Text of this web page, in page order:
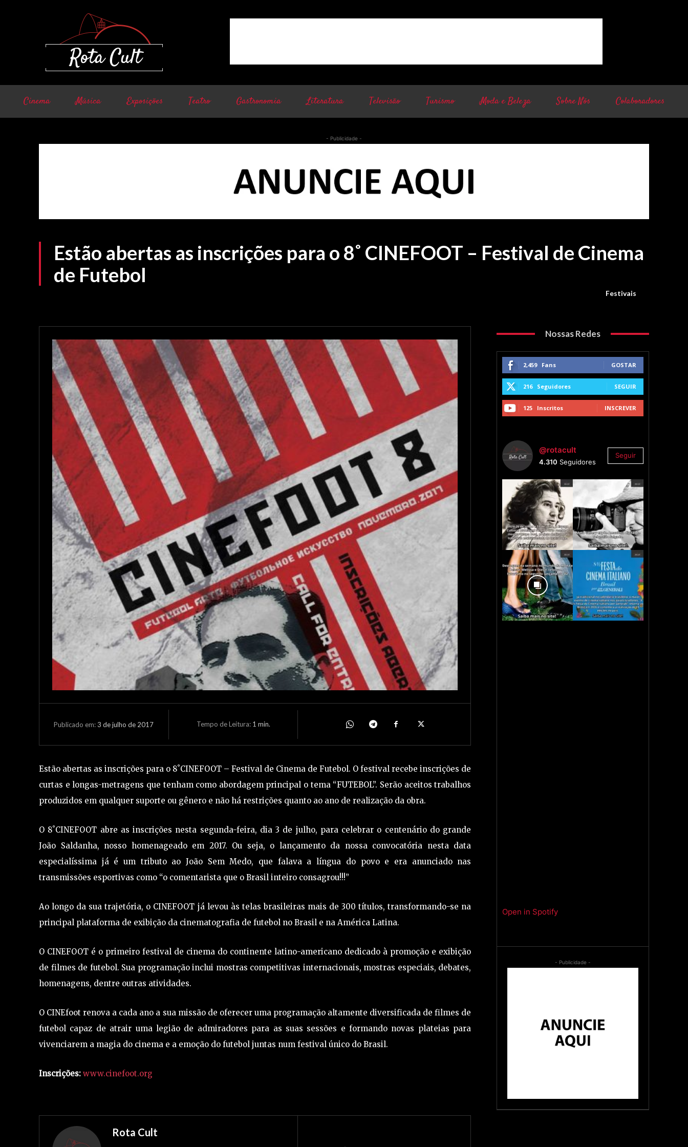
Cinema Música Exposições Teatro Gastronomia Literatura Televisão Turismo Moda e Beleza Sobre Nós Colaboradores
- Publicidade -
Estão abertas as inscrições para o 8˚ CINEFOOT – Festival de Cinema
de Futebol
Festivais
Publicado em: 3 de julho de 2017 Tempo de Leitura: 1 min.
Estão abertas as inscrições para o 8˚CINEFOOT – Festival de Cinema de Futebol. O festival recebe inscrições de
curtas e longas-metragens que tenham como abordagem principal o tema “FUTEBOL”. Serão aceitos trabalhos
produzidos em qualquer suporte ou gênero e não há restrições quanto ao ano de realização da obra.
O 8˚CINEFOOT abre as inscrições nesta segunda-feira, dia 3 de julho, para celebrar o centenário do grande
João Saldanha, nosso homenageado em 2017. Ou seja, o lançamento da nossa convocatória nesta data
especialíssima já é um tributo ao João Sem Medo, que falava a língua do povo e era anunciado nas
transmissões esportivas como “o comentarista que o Brasil inteiro consagrou!!!”
Ao longo da sua trajetória, o CINEFOOT já levou às telas brasileiras mais de 300 títulos, transformando-se na
principal plataforma de exibição da cinematografia de futebol no Brasil e na América Latina.
O CINEFOOT é o primeiro festival de cinema do continente latino-americano dedicado à promoção e exibição
de filmes de futebol. Sua programação inclui mostras competitivas internacionais, mostras especiais, debates,
homenagens, dentre outras atividades.
O CINEfoot renova a cada ano a sua missão de oferecer uma programação altamente diversificada de filmes de
futebol capaz de atrair uma legião de admiradores para as suas sessões e formando novas plateias para
vivenciarem a magia do cinema e a emoção do futebol juntas num festival único do Brasil.
Inscrições: www.cinefoot.org
Rota Cult
Nossas Redes
2,459 Fans GOSTAR
216 Seguidores SEGUIR
125 Inscritos INSCREVER
@rotacult
4.310 Seguidores
Seguir
Open in Spotify
- Publicidade -